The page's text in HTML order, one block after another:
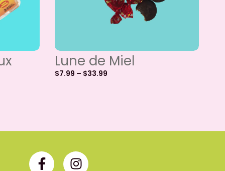
Lune de Miel
$7.99 – $33.99